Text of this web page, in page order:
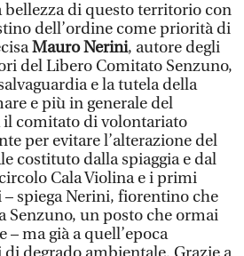
bellezza di questo territorio con
dell’ordine come priorità di
Mauro Nerini, autore degli
del Libero Comitato Senzuno,
e la tutela della
e più in generale del
il comitato di volontariato
per evitare l’alterazione del
costituto dalla spiaggia e dal
Cala Violina e i primi
spiega Nerini, fiorentino che
Senzuno, un posto che ormai
– ma già a quell’epoca